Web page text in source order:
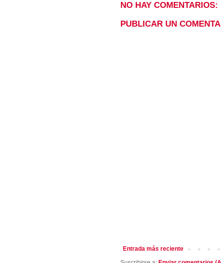
NO HAY COMENTARIOS:
PUBLICAR UN
Entrada más reciente